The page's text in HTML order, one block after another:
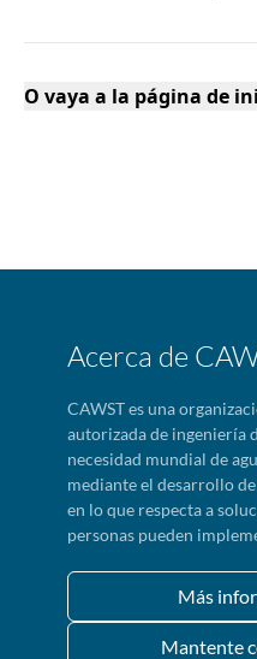
O vaya a la página de
Acerca de
CAWST es una
autorizada de ingeniería
necesidad mundial de
mediante el desarrollo
en lo que respecta a
personas pueden
Más
Mantente